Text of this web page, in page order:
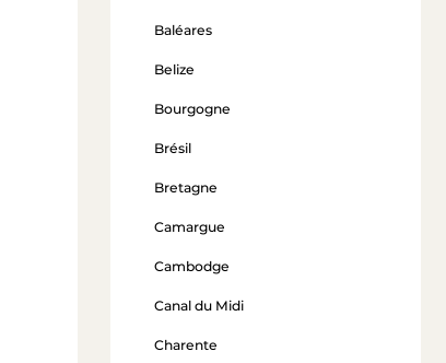
Baléares
Belize
Bourgogne
Brésil
Bretagne
Camargue
Cambodge
Canal du Midi
Charente